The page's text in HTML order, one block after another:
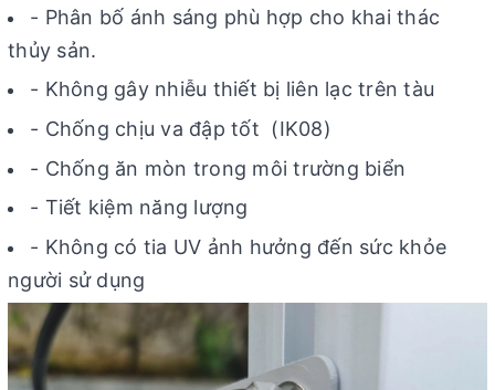
- Phân bố ánh sáng phù hợp cho khai thác
thủy sản.
- Không gây nhiễu thiết bị liên lạc trên tàu
- Chống chịu va đập tốt (IK08)
- Chống ăn mòn trong môi trường biển
- Tiết kiệm năng lượng
- Không có tia UV ảnh hưởng đến sức khỏe
người sử dụng